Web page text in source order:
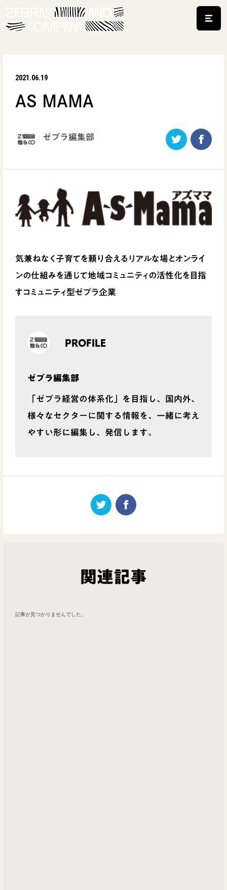
2021.06.19
AS MAMA
ゼブラ編集部
気兼ねなく子育てを頼り合えるリアルな場とオンライ
ンの仕組みを通じて地域コミュニティの活性化を目指
すコミュニティ型ゼブラ企業
PROFILE
ゼブラ編集部
「ゼブラ経営の体系化」を目指し、国内外、
様々なセクターに関する情報を、一緒に考え
やすい形に編集し、発信します。
関連記事
記事が見つかりませんでした。